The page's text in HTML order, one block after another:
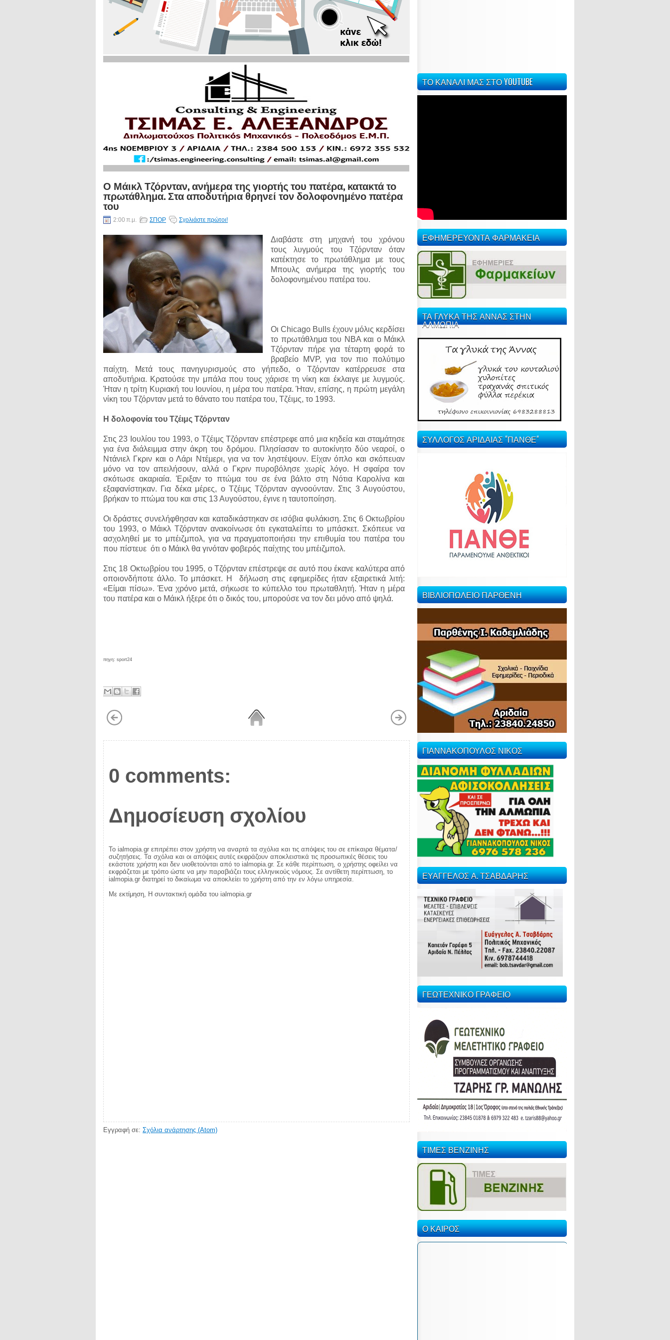
Ο Μάικλ Τζόρνταν, ανήμερα της γιορτής του πατέρα, κατακτά το
πρωτάθλημα. Στα αποδυτήρια θρηνεί τον δολοφονημένο πατέρα
του
2:00 π.μ. ΣΠΟΡ Σχολιάστε πρώτοι!
Διαβάστε στη μηχανή του χρόνου
τους λυγμούς του Τζόρνταν όταν
κατέκτησε το πρωτάθλημα με τους
Μπουλς ανήμερα της γιορτής του
δολοφονημένου πατέρα του.
Οι Chicago Bulls έχουν μόλις κερδίσει
το πρωτάθλημα του NBA και ο Μάικλ
Τζόρνταν πήρε για τέταρτη φορά το
βραβείο MVP, για τον πιο πολύτιμο
παίχτη. Μετά τους πανηγυρισμούς στο γήπεδο, ο Τζόρνταν κατέρρευσε στα
αποδυτήρια. Κρατούσε την μπάλα που τους χάρισε τη νίκη και έκλαιγε με λυγμούς.
Ήταν η τρίτη Κυριακή του Ιουνίου, η μέρα του πατέρα. Ήταν, επίσης, η πρώτη μεγάλη
νίκη του Τζόρνταν μετά το θάνατο του πατέρα του, Τζέιμς, το 1993.
Η δολοφονία του Τζέιμς Τζόρνταν
Στις 23 Ιουλίου του 1993, ο Τζέιμς Τζόρνταν επέστρεφε από μια κηδεία και σταμάτησε
για ένα διάλειμμα στην άκρη του δρόμου. Πλησίασαν το αυτοκίνητο δύο νεαροί, ο
Ντάνιελ Γκριν και ο Λάρι Ντέμερι, για να τον ληστέψουν. Είχαν όπλο και σκόπευαν
μόνο να τον απειλήσουν, αλλά ο Γκριν πυροβόλησε χωρίς λόγο. Η σφαίρα τον
σκότωσε ακαριαία. Έριξαν το πτώμα του σε ένα βάλτο στη Νότια Καρολίνα και
εξαφανίστηκαν. Για δέκα μέρες, ο Τζέιμς Τζόρνταν αγνοούνταν. Στις 3 Αυγούστου,
βρήκαν το πτώμα του και στις 13 Αυγούστου, έγινε η ταυτοποίηση.
Οι δράστες συνελήφθησαν και καταδικάστηκαν σε ισόβια φυλάκιση. Στις 6 Οκτωβρίου
του 1993, ο Μάικλ Τζόρνταν ανακοίνωσε ότι εγκαταλείπει το μπάσκετ. Σκόπευε να
ασχοληθεί με το μπέιζμπολ, για να πραγματοποιήσει την επιθυμία του πατέρα του
που πίστευε ότι ο Μάικλ θα γινόταν φοβερός παίχτης του μπέιζμπολ.
Στις 18 Οκτωβρίου του 1995, ο Τζόρνταν επέστρεψε σε αυτό που έκανε καλύτερα από
οποιονδήποτε άλλο. Το μπάσκετ. Η δήλωση στις εφημερίδες ήταν εξαιρετικά λιτή:
«Είμαι πίσω». Ένα χρόνο μετά, σήκωσε το κύπελλο του πρωταθλητή. Ήταν η μέρα
του πατέρα και ο Μάικλ ήξερε ότι ο δικός του, μπορούσε να τον δει μόνο από ψηλά.
πηγη: sport24
0 comments:
Δημοσίευση σχολίου
Το ialmopia.gr επιτρέπει στον χρήστη να αναρτά τα σχόλια και τις απόψεις του σε επίκαιρα θέματα/
συζητήσεις. Τα σχόλια και οι απόψεις αυτές εκφράζουν αποκλειστικά τις προσωπικές θέσεις του
εκάστοτε χρήστη και δεν υιοθετούνται από το ialmopia.gr. Σε κάθε περίπτωση, ο χρήστης οφείλει να
εκφράζεται με τρόπο ώστε να μην παραβιάζει τους ελληνικούς νόμους. Σε αντίθετη περίπτωση, το
ialmopia.gr διατηρεί το δικαίωμα να αποκλείει το χρήστη από την εν λόγω υπηρεσία.
Με εκτίμηση, Η συντακτική ομάδα του ialmopia.gr
Εγγραφή σε: Σχόλια ανάρτησης (Atom)
ΤΟ ΚΑΝΑΛΙ ΜΑΣ ΣΤΟ YOUTUBE
ΕΦΗΜΕΡΕΥΟΝΤΑ ΦΑΡΜΑΚΕΙΑ
ΤΑ ΓΛΥΚΑ ΤΗΣ ΑΝΝΑΣ ΣΤΗΝ
ΑΛΜΩΠΙΑ
ΣΥΛΛΟΓΟΣ ΑΡΙΔΑΙΑΣ "ΠΑΝΘΕ"
ΒΙΒΛΙΟΠΩΛΕΙΟ ΠΑΡΘΕΝΗ
ΓΙΑΝΝΑΚΟΠΟΥΛΟΣ ΝΙΚΟΣ
ΕΥΑΓΓΕΛΟΣ Α. ΤΣΑΒΔΑΡΗΣ
ΓΕΩΤΕΧΝΙΚΟ ΓΡΑΦΕΙΟ
ΤΙΜΕΣ ΒΕΝΖΙΝΗΣ
Ο ΚΑΙΡΟΣ